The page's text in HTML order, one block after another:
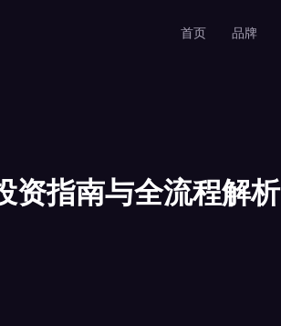
首页 品牌
指南与全流程解析